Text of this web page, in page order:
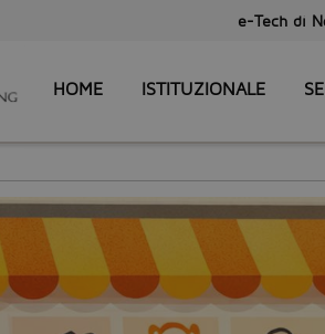
e-Tech di
HOME ISTITUZIONALE